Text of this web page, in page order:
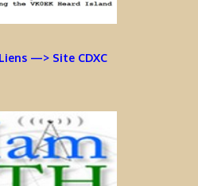
—> Site CDXC